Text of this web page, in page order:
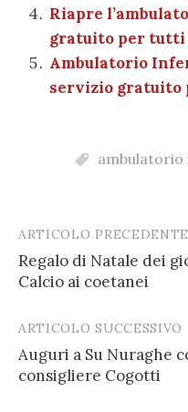
Riapre
gratuito per tutti
Ambulatorio
servizio
Post
navigation
ARTICOLO PRECEDENTE
Regalo di Natale dei
Calcio ai coetanei
ARTICOLO SUCCESSIVO
Auguri a Su Nuraghe
consigliere Cogotti